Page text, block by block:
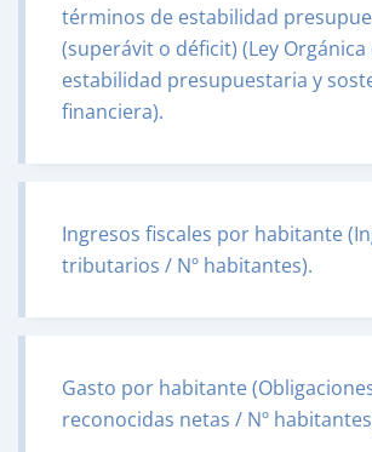
términos de estabilidad
(superávit o déficit) (Ley Orgánica
estabilidad presupuestaria y
financiera).
Ingresos fiscales por habitante
tributarios / Nº habitantes).
Gasto por habitante
reconocidas netas / Nº